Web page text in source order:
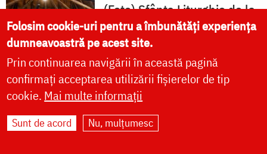
(Foto) Sfânta Liturghie de la
Proclamarea Canonizării
Sfântului Cuvios Mărturisitor
Arsenie de la Prislop
(Foto) Sfânta Liturghie de la
Folosim cookie-uri pentru a îmbunătăți experiența
dumneavoastră pe acest site.
Prin continuarea navigării în această pagină
confirmați acceptarea utilizării fișierelor de tip
cookie. Mai multe informații
Sunt de acord Nu, mulțumesc